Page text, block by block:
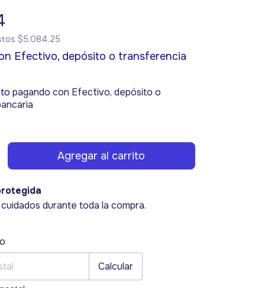
$5.084,25
Efectivo, depósito o transferencia
pagando con Efectivo, depósito o
durante toda la compra.
Calcular